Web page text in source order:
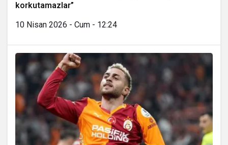
korkutamazlar”
10 Nisan 2026 - Cum - 12:24